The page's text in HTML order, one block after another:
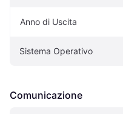
Anno di Uscita
Sistema Operativo
Comunicazione